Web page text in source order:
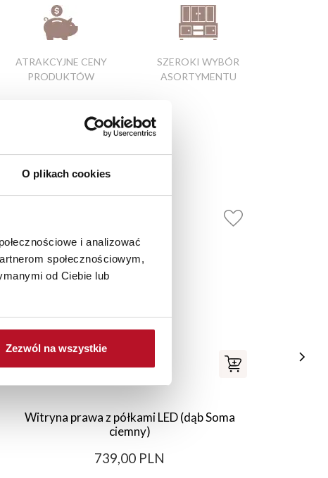
O plikach cookies
i analizować
społecznościowym,
od Ciebie lub
Zezwól na wszystkie
ATRAKCYJNE CENY
PRODUKTÓW
SZEROKI WYBÓR
ASORTYMENTU
Witryna prawa z półkami LED (dąb Soma
ciemny)
739,00 PLN